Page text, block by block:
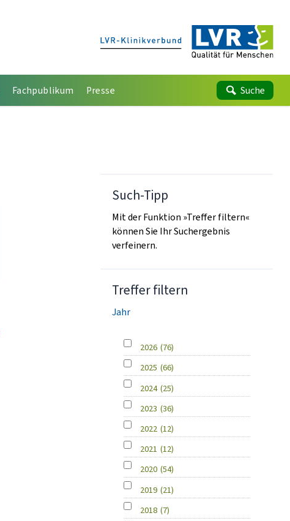
Fachpublikum Presse Suche
Such-Tipp
Mit der Funktion »Treffer filtern«
können Sie Ihr Suchergebnis
verfeinern.
Treffer filtern
Jahr
2026 (76)
2025 (66)
2024 (25)
2023 (36)
2022 (12)
2021 (12)
2020 (54)
2019 (21)
2018 (7)